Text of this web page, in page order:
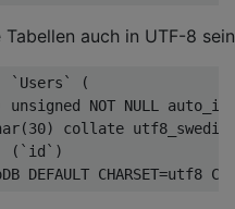
Tabellen auch in UTF-8
`Users`
(
unsigned NOT NULL
(30)
collate
( `id` )
DEFAULT CHARSET=utf8